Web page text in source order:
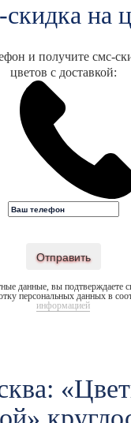
на
и получите смс-
цветов с доставкой:
Отправить
данные, вы подтверждаете
персональных данных в
информацией